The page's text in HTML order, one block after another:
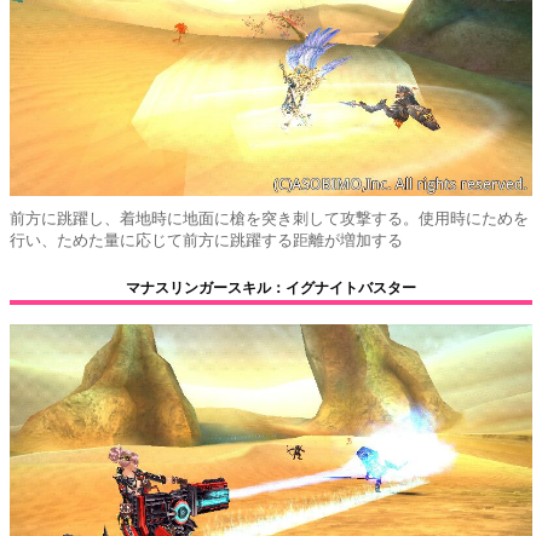
前方に跳躍し、着地時に地面に槍を突き刺して攻撃する。使用時にためを
行い、ためた量に応じて前方に跳躍する距離が増加する
マナスリンガースキル：イグナイトバスター